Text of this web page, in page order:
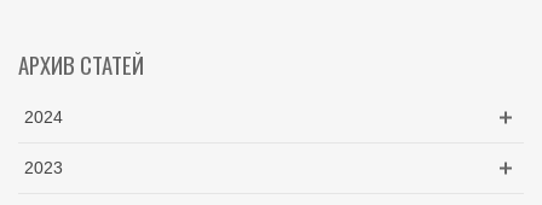
АРХИВ СТАТЕЙ
2024
2023